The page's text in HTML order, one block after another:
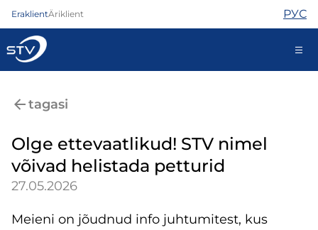
EraklientÄriklient РУС
Internet
TV
Telefon
Abi
tagasi
Olge ettevaatlikud! STV nimel
võivad helistada petturid
27.05.2026
Meieni on jõudnud info juhtumitest, kus